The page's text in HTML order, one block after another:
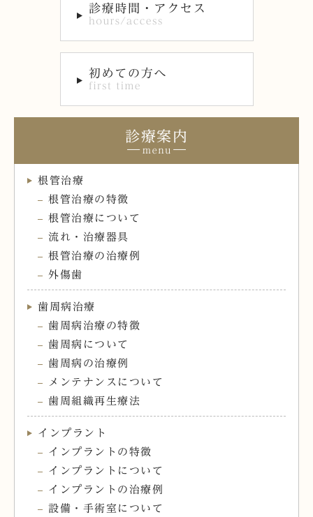
診療案内
根管治療
根管治療の特徴
根管治療について
流れ・治療器具
根管治療の治療例
外傷歯
歯周病治療
歯周病治療の特徴
歯周病について
歯周病の治療例
メンテナンスについて
歯周組織再生療法
インプラント
インプラントの特徴
インプラントについて
インプラントの治療例
設備・手術室について